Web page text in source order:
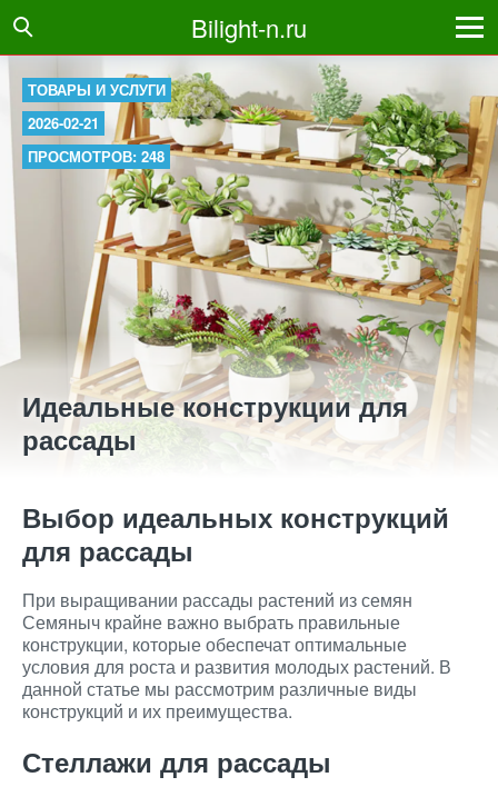
Bilight-n.ru
ТОВАРЫ И УСЛУГИ
2026-02-21
ПРОСМОТРОВ: 248
Идеальные конструкции для
рассады
Выбор идеальных конструкций
для рассады
При выращивании рассады растений из семян
Семяныч крайне важно выбрать правильные
конструкции, которые обеспечат оптимальные
условия для роста и развития молодых растений. В
данной статье мы рассмотрим различные виды
конструкций и их преимущества.
Стеллажи для рассады